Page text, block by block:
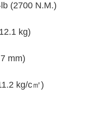
(2700 N.M.)
kg)
mm)
kg/c㎡)